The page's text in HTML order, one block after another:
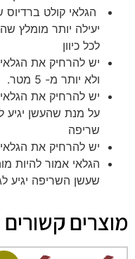
לכל כיוון
ולא יותר מ- 5 מטר.
על מנת שהעשן יגיע
שריפה
יש להרחיק את הגלאי
הגלאי אמור להיות
שעשן השריפה יגיע
מוצרים קשורים